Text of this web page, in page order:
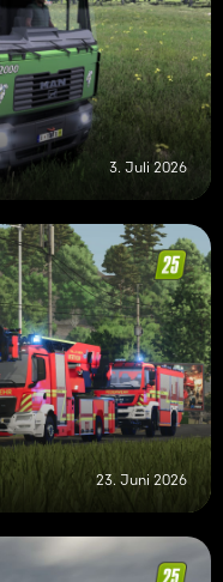
3. Juli 2026
23. Juni 2026